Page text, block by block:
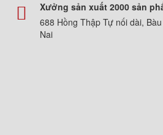
Xưởng sản xuất 2000 sản
688 Hồng Thập Tự nối dài,
Nai